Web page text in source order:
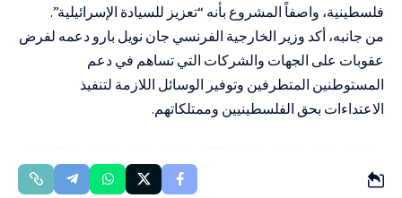
فلسطينية، واصفاً المشروع بأنه “تعزيز للسيادة الإسرائيلية”.
من جانبه، أكد وزير الخارجية الفرنسي جان نويل بارو دعمه لفرض
عقوبات على الجهات والشركات التي تساهم في دعم
المستوطنين المتطرفين وتوفير الوسائل اللازمة لتنفيذ
الاعتداءات بحق الفلسطينيين وممتلكاتهم.